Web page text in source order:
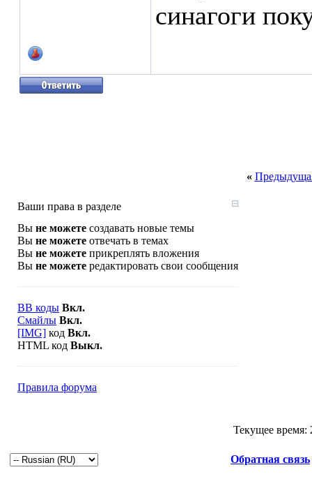
синагоги
«
Ваши права в разделе
Вы не можете создавать новые темы
Вы не можете отвечать в темах
Вы не можете прикреплять вложения
Вы не можете редактировать свои сообщения
BB коды Вкл.
Смайлы Вкл.
[IMG] код Вкл.
HTML код Выкл.
Правила форума
Текущее время:
Обратная связь